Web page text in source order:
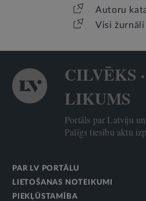
Autoru
Visi žurnāli
CILVĒKS
LIKUMS
Portāls par Latviju
Palīgs tiesību aktu
PAR LV PORTĀLU
LIETOŠANAS NOTEIKUMI
PIEKĻŪSTAMĪBA